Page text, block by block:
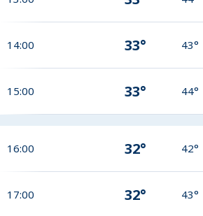
14:00 33° 43°
15:00 33° 44°
16:00 32° 42°
17:00 32° 43°